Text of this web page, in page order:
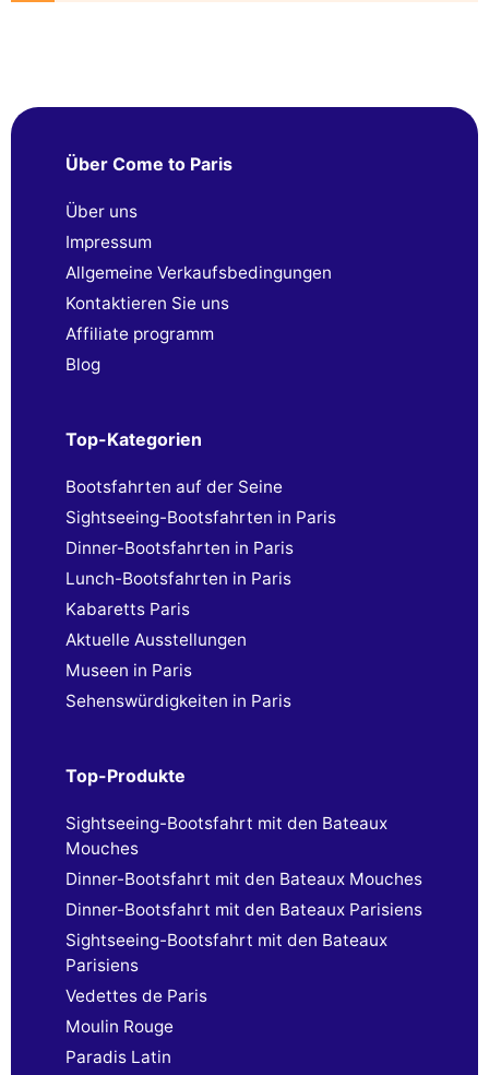
Über Come to Paris
Über uns
Impressum
Allgemeine Verkaufsbedingungen
Kontaktieren Sie uns
Affiliate programm
Blog
Top-Kategorien
Bootsfahrten auf der Seine
Sightseeing-Bootsfahrten in Paris
Dinner-Bootsfahrten in Paris
Lunch-Bootsfahrten in Paris
Kabaretts Paris
Aktuelle Ausstellungen
Museen in Paris
Sehenswürdigkeiten in Paris
Top-Produkte
Sightseeing-Bootsfahrt mit den Bateaux
Mouches
Dinner-Bootsfahrt mit den Bateaux Mouches
Dinner-Bootsfahrt mit den Bateaux Parisiens
Sightseeing-Bootsfahrt mit den Bateaux
Parisiens
Vedettes de Paris
Moulin Rouge
Paradis Latin